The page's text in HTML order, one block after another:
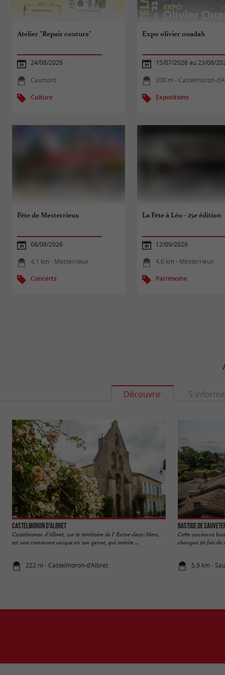
Atelier "Repair couture"
24/08/2026
Caumont
Culture
Expo olivier ouadah
15/07/2026 au 23/08/
200 m - Castelmoron-
Expositions
Fête de Mesterrieux
08/08/2026
4,1 km - Mesterrieux
Concerts
La Fête à Léo - 25e édition
12/09/2026
4,6 km - Mesterrieux
Patrimoine
Découvrir
Castelmoron d'Albret
Castelmoron d'Albret, sur le territoire de l' Entre-deux-Mers,
est une commune unique en son genre, qui mérite ...
222 m - Castelmoron-d'Albret
Bastide de
Cette ancienne
changea 10 fois
5,9 km -